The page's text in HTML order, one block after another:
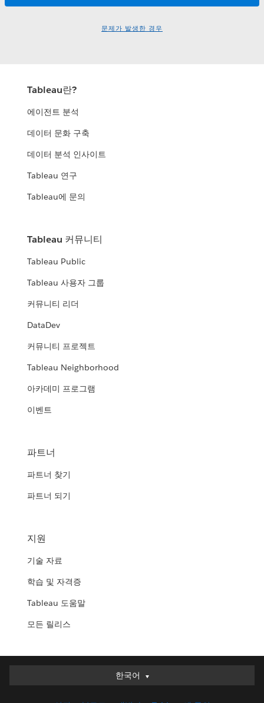
문제가 발생한 경우
Tableau란?
에이전트 분석
데이터 문화 구축
데이터 분석 인사이트
Tableau 연구
Tableau에 문의
Tableau 커뮤니티
Tableau Public
Tableau 사용자 그룹
커뮤니티 리더
DataDev
커뮤니티 프로젝트
Tableau Neighborhood
아카데미 프로그램
이벤트
파트너
파트너 찾기
파트너 되기
지원
기술 자료
학습 및 자격증
Tableau 도움말
모든 릴리스
한국어
한국어